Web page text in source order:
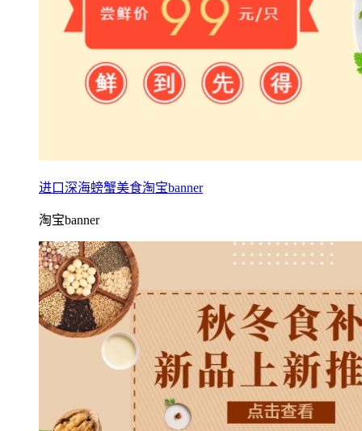
进口深海螃蟹美食淘宝banner
淘宝banner